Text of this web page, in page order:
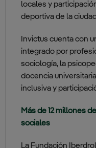
locales y
deportiva de la
Invictus cuenta con
integrado por
sociología, la
docencia
inclusiva y
Más de 12 millones
sociales
La Fundación